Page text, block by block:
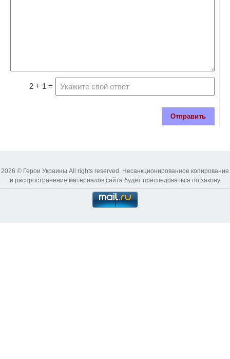
2 + 1 =
Отправить
2026 © Герои Украины All rights reserved. Несанкционированное копирование
и распространение материалов сайта будет преследоваться по закону